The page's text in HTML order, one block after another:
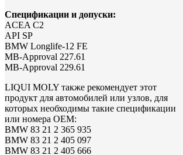
Спецификации и допуски:
ACEA C2
API SP
BMW Longlife-12 FE
MB-Approval 227.61
MB-Approval 229.61
LIQUI MOLY также рекомендует этот
продукт для автомобилей или узлов, для
которых необходимы такие спецификации
или номера OEM:
BMW 83 21 2 365 935
BMW 83 21 2 405 097
BMW 83 21 2 405 666